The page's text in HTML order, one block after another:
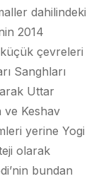
dahilindeki
2014
çevreleri
Sanghları
Uttar
ve Keshav
yerine Yogi
olarak
bundan